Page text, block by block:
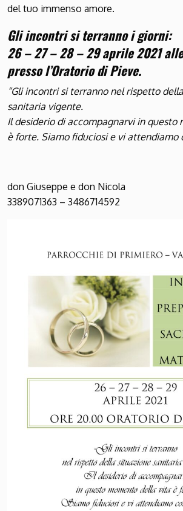
del tuo immenso amore.
Gli incontri si terranno i giorni:
26 – 27 – 28 – 29 aprile 2021
presso l’Oratorio di Pieve.
“Gli incontri si terranno nel rispetto
sanitaria vigente.
Il desiderio di accompagnarvi in questo
è forte. Siamo fiduciosi e vi attendiamo
don Giuseppe e don Nicola
3389071363 – 3486714592